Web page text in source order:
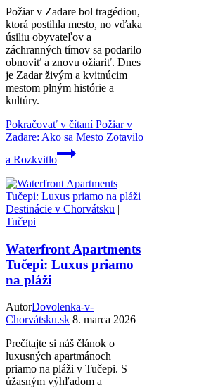
Požiar v Zadare bol tragédiou,
ktorá postihla mesto, no vďaka
úsiliu obyvateľov a
záchranných tímov sa podarilo
obnoviť a znovu ožiariť. Dnes
je Zadar živým a kvitnúcim
mestom plným histórie a
kultúry.
Pokračovať v čítaníPožiar v
Zadare: Ako sa Mesto Zotavilo
a Rozkvitlo
Destinácie v Chorvátsku |
Tučepi
Waterfront Apartments
Tučepi: Luxus priamo
na pláži
AutorDovolenka-v-
Chorvátsku.sk 8. marca 2026
Prečítajte si náš článok o
luxusných apartmánoch
priamo na pláži v Tučepi. S
úžasným výhľadom a